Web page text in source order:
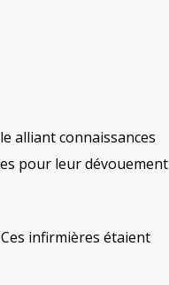
alliant connaissances
pour leur dévouement
infirmières étaient